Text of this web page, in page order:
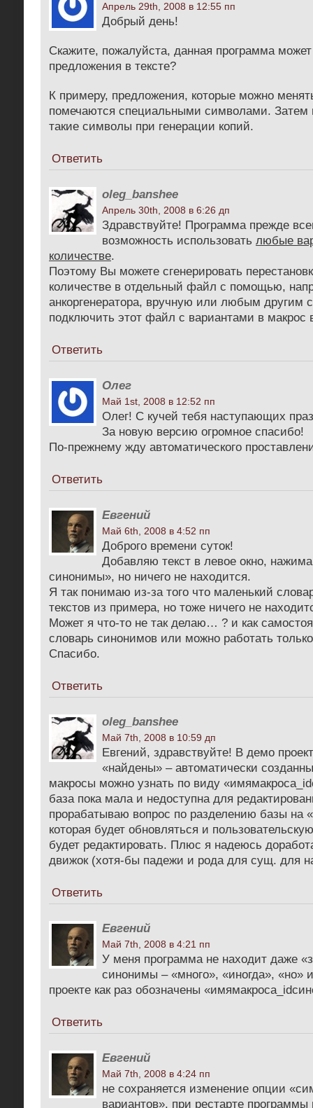
Апрель 29th, 2008 в 12:55 пп
Добрый день!
Скажите, пожалуйста, данная программа
предложения в тексте?
К примеру, предложения, которые можно
помечаются специальными символами. Затем
такие символы при генерации копий.
Ответить
oleg_banshee
Апрель 30th, 2008 в 6:26 дп
Здравствуйте! Программа прежде
возможность использовать любые
количестве.
Поэтому Вы можете сгенерировать
количестве в отдельный файл с помощью,
анкоргенератора, вручную или любым другим
подключить этот файл с вариантами в макрос
Ответить
Олег
Май 1st, 2008 в 12:52 пп
Олег! С кучей тебя наступающих
За новую версию огромное спасибо!
По-прежнему жду автоматического
Ответить
Евгений
Май 6th, 2008 в 4:52 пп
Доброго времени суток!
Добавляю текст в левое окно,
синонимы», но ничего не находится.
Я так понимаю из-за того что маленький
текстов из примера, но тоже ничего не
Может я что-то не так делаю… ? и как
словарь синонимов или можно работать
Спасибо.
Ответить
oleg_banshee
Май 7th, 2008 в 10:59 дп
Евгений, здравствуйте! В демо
«найдены» – автоматически
макросы можно узнать по виду
база пока мала и недоступна для
прорабатываю вопрос по разделению базы на
которая будет обновляться и
будет редактировать. Плюс я надеюсь
движок (хотя-бы падежи и рода для сущ. для
Ответить
Евгений
Май 7th, 2008 в 4:21 пп
У меня программа не находит даже
синонимы – «много», «иногда», «но»
проекте как раз обозначены
Ответить
Евгений
Май 7th, 2008 в 4:24 пп
не сохраняется изменение опции
вариантов». при рестарте программы